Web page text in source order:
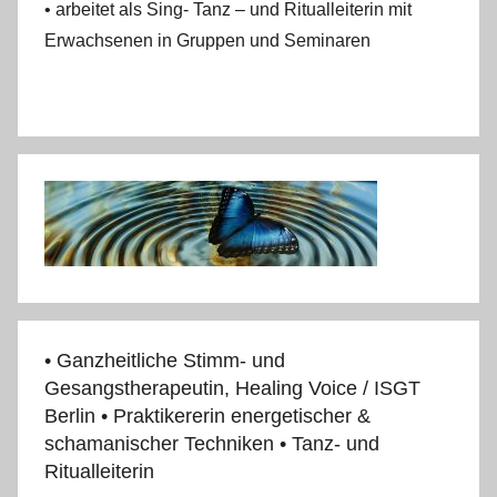
• arbeitet als Sing- Tanz – und Ritualleiterin mit
Erwachsenen in Gruppen und Seminaren
• Ganzheitliche Stimm- und
Gesangstherapeutin, Healing Voice / ISGT
Berlin • Praktikererin energetischer &
schamanischer Techniken • Tanz- und
Ritualleiterin